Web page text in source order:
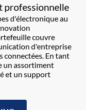
professionnelle
d'électronique au
couvre
d'entreprise
connectées. En tant
un assortiment
et un support